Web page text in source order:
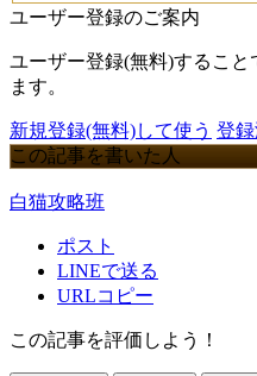
ユーザー登録のご案内
ユーザー登録(無料)するこ
ます。
新規登録(無料)して使う 登
この記事を書いた人
白猫攻略班
ポスト
LINEで送る
URLコピー
この記事を評価しよう！